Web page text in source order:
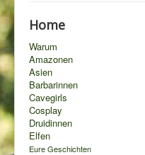
Home
Warum
Amazonen
Asien
Barbarinnen
Cavegirls
Cosplay
Druidinnen
Elfen
Eure Geschichten